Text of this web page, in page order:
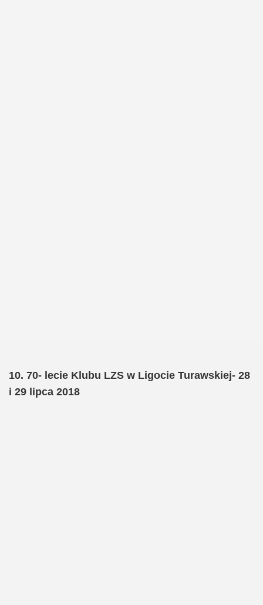
10. 70- lecie Klubu LZS w Ligocie Turawskiej- 28
i 29 lipca 2018